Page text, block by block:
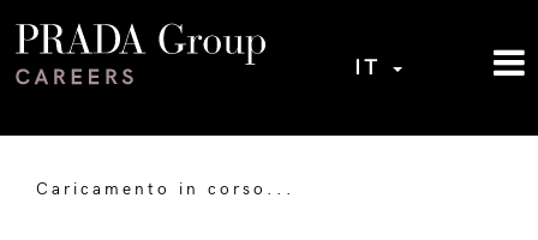
IT
Caricamento in corso...